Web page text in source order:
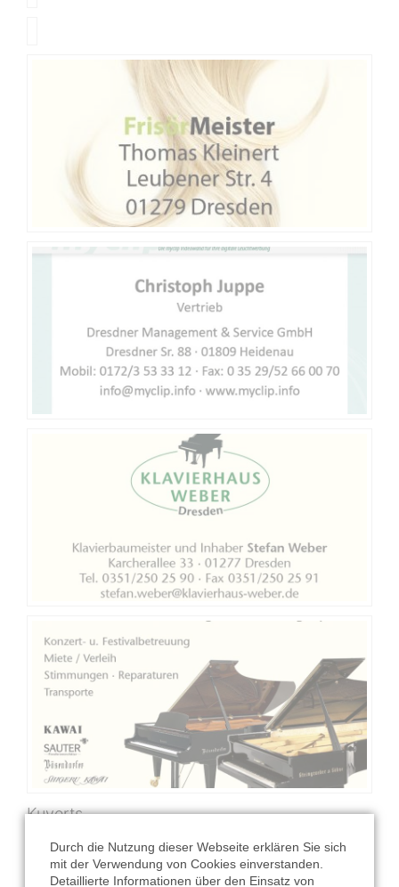
Kuverts
Durch die Nutzung dieser Webseite erklären Sie sich
mit der Verwendung von Cookies einverstanden.
Detaillierte Informationen über den Einsatz von